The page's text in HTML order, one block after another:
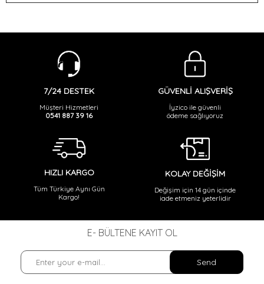
7/24 DESTEK
Müşteri Hizmetleri
0541 887 39 16
GÜVENLİ ALIŞVERİŞ
İyzico ile güvenli
ödeme sağlıyoruz
HIZLI KARGO
Tüm Türkiye Aynı Gün
Kargo!
KOLAY DEĞİŞİM
Değişim için 14 gün içinde
iade etmeniz yeterlidir
E- BÜLTENE KAYIT OL
Send